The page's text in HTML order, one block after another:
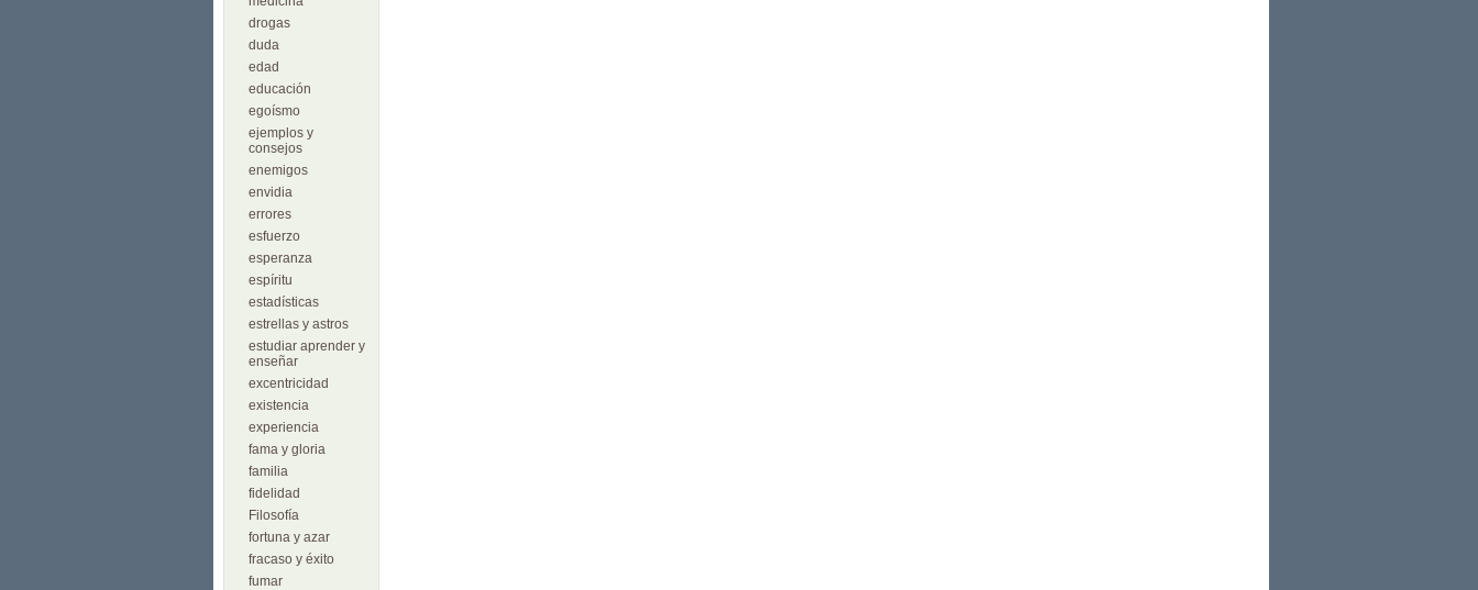
drogas
duda
edad
educación
egoísmo
ejemplos y
consejos
enemigos
envidia
errores
esfuerzo
esperanza
espíritu
estadísticas
estrellas y astros
estudiar aprender y
enseñar
excentricidad
existencia
experiencia
fama y gloria
familia
fidelidad
Filosofía
fortuna y azar
fracaso y éxito
fumar